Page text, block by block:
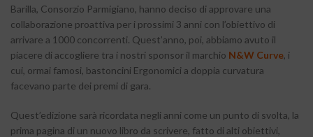
Barilla, Consorzio Parmigiano, hanno deciso di approvare una
collaborazione proattiva per i prossimi 3 anni con l’obiettivo di
arrivare a 1000 concorrenti. Quest’anno, poi, abbiamo avuto il
piacere di accogliere tra i nostri sponsor il marchio N&W Curve, i
cui, ormai famosi, bastoncini Ergonomici a doppia curvatura
facevano parte dei premi di gara.
Quest’edizione sarà ricordata negli anni come un punto di svolta, la
prima pagina di un nuovo libro da scrivere, fatto di alti obiettivi,